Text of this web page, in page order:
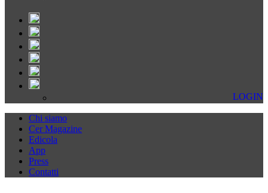
LOGIN
Chi siamo
Cer Magazine
Edicola
App
Press
Contatti